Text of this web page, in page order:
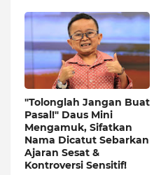
"Tolonglah Jangan Buat
Pasal!" Daus Mini
Mengamuk, Sifatkan
Nama Dicatut Sebarkan
Ajaran Sesat &
Kontroversi Sensitif!